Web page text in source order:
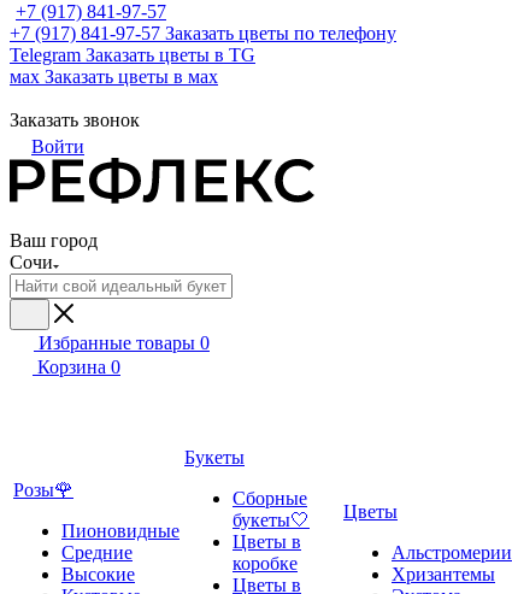
+7 (917) 841-97-57
+7 (917) 841-97-57 Заказать цветы по телефону
Telegram Заказать цветы в TG
мах Заказать цветы в мах
Заказать звонок
Войти
Ваш город
Сочи
Избранные товары 0
Корзина 0
Розы🌹
Пионовидные
Средние
Высокие
Букеты
Сборные
букеты🤍
Цветы в
коробке
Цветы в
Цветы
Альстромерии
Хризантемы